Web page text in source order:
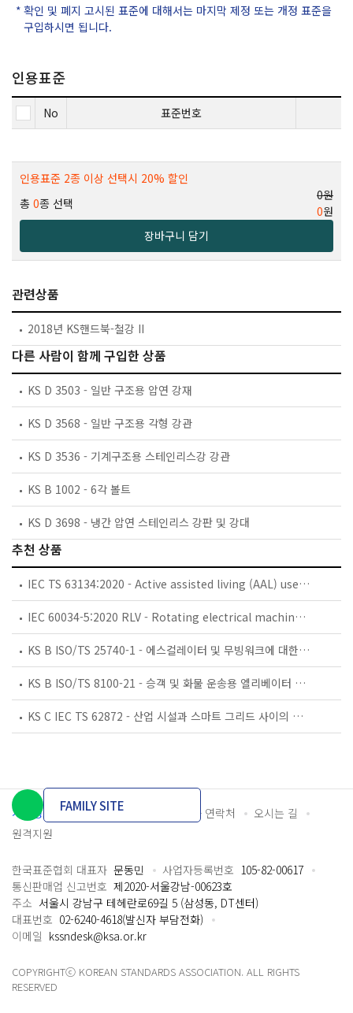
확인 및 폐지 고시된 표준에 대해서는 마지막 제정 또는 개정 표준을
구입하시면 됩니다.
인용표준
No 표준번호
인용표준 2종 이상 선택시 20% 할인
총 0종 선택
0원
0원
장바구니 담기
관련상품
2018년 KS핸드북-철강 II
다른 사람이 함께 구입한 상품
KS D 3503 - 일반 구조용 압연 강재
KS D 3568 - 일반 구조용 각형 강관
KS D 3536 - 기계구조용 스테인리스강 강관
KS B 1002 - 6각 볼트
KS D 3698 - 냉간 압연 스테인리스 강판 및 강대
추천 상품
IEC TS 63134:2020 - Active assisted living (AAL) use cases
IEC 60034-5:2020 RLV - Rotating electrical machines - Part 5: Degrees of protection provided by the integral design of rotating electrical machines (IP code) - Classification
KS B ISO/TS 25740-1 - 에스컬레이터 및 무빙워크에 대한 안전요건 — 제1부: 세계공통 필수 안전요건(GESRs)
KS B ISO/TS 8100-21 - 승객 및 화물 운송용 엘리베이터 —제21부: 세계공통 필수안전요건(GESRs)을 충족하는 세계공통 안전 파라미터(GSPs)
KS C IEC TS 62872 - 산업 시설과 스마트 그리드 사이의 산업 공정 측정, 제어 및 자동화 시스템 인터페이스
개인정보처리방침 이용약관 담당자 연락처
오시는 길
원격지원
FAMILY SITE
한국표준협회 대표자 문동민 사업자등록번호 105-82-00617
통신판매업 신고번호 제2020-서울강남-00623호
주소 서울시 강남구 테헤란로69길 5 (삼성동, DT센터)
대표번호 02-6240-4618(발신자 부담전화)
이메일 kssndesk@ksa.or.kr
COPYRIGHTⓒ KOREAN STANDARDS ASSOCIATION. ALL RIGHTS
RESERVED